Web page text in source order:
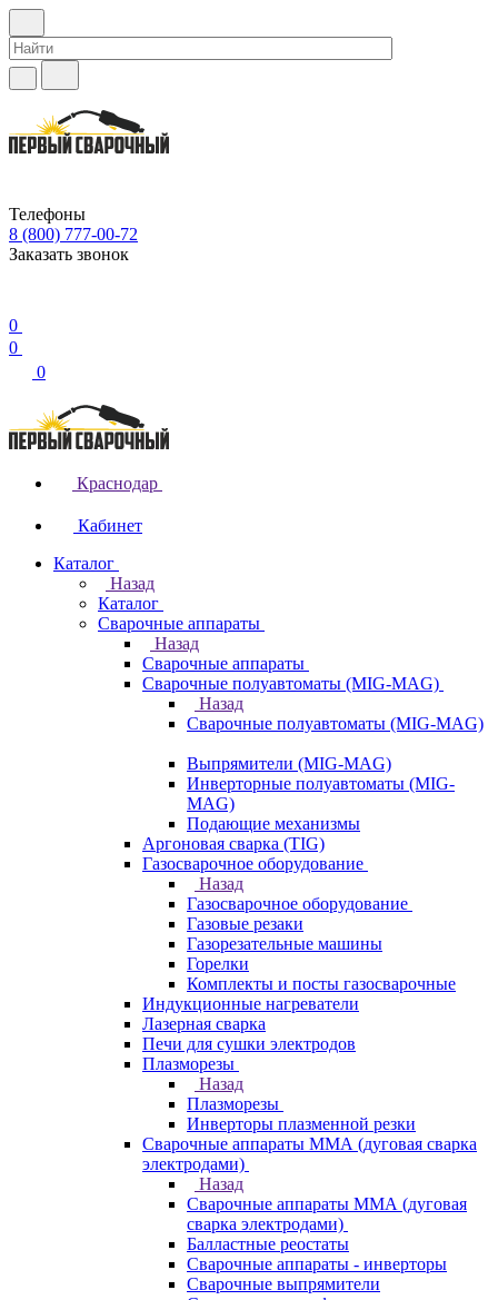
Телефоны
8 (800) 777-00-72
Заказать звонок
0
0
0
Краснодар
Кабинет
Каталог
Назад
Каталог
Сварочные аппараты
Назад
Сварочные аппараты
Сварочные полуавтоматы (MIG-MAG)
Назад
Сварочные полуавтоматы (MIG-MAG)
Выпрямители (MIG-MAG)
Инверторные полуавтоматы (MIG-
MAG)
Подающие механизмы
Аргоновая сварка (TIG)
Газосварочное оборудование
Назад
Газосварочное оборудование
Газовые резаки
Газорезательные машины
Горелки
Комплекты и посты газосварочные
Индукционные нагреватели
Лазерная сварка
Печи для сушки электродов
Плазморезы
Назад
Плазморезы
Инверторы плазменной резки
Сварочные аппараты ММА (дуговая сварка
электродами)
Назад
Сварочные аппараты ММА (дуговая
сварка электродами)
Балластные реостаты
Сварочные аппараты - инверторы
Сварочные выпрямители